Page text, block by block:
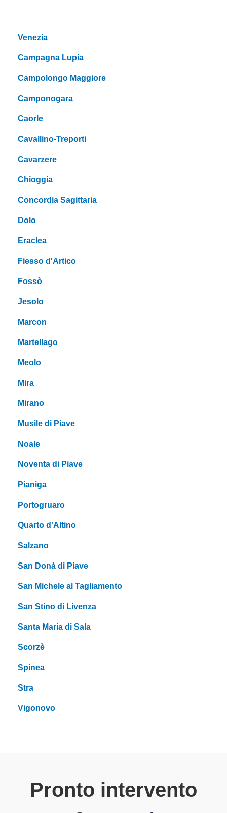
Venezia
Campagna Lupia
Campolongo Maggiore
Camponogara
Caorle
Cavallino-Treporti
Cavarzere
Chioggia
Concordia Sagittaria
Dolo
Eraclea
Fiesso d'Artico
Fossò
Jesolo
Marcon
Martellago
Meolo
Mira
Mirano
Musile di Piave
Noale
Noventa di Piave
Pianiga
Portogruaro
Quarto d'Altino
Salzano
San Donà di Piave
San Michele al Tagliamento
San Stino di Livenza
Santa Maria di Sala
Scorzè
Spinea
Stra
Vigonovo
Pronto intervento